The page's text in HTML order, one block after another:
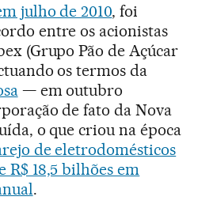
julho de 2010, foi
entre os acionistas
(Grupo Pão de Açúcar
os termos da
— em outubro
de fato da Nova
o que criou na época
de eletrodomésticos
R$ 18,5 bilhões em
.